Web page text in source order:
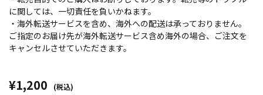
に関しては、一切責任を負いかねます。
・海外転送サービスを含め、海外への配送は承っておりません。
ご指定のお届け先が海外転送サービス含め海外の場合、ご注文を
キャンセルさせていただきます。
¥1,200 (税込)